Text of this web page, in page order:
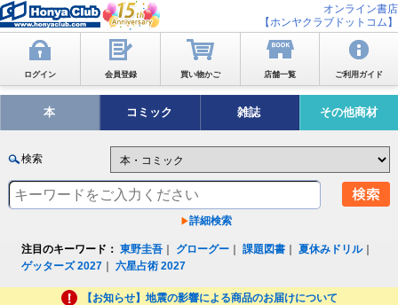
オンライン書店
【ホンヤクラブドットコム】
ログイン 会員登録 買い物かご 店舗一覧 ご利用ガイド
本 コミック 雑誌 その他商材
検索
詳細検索
注目のキーワード： 東野圭吾 グローグー ｜課題図書 ｜夏休みドリル｜
ゲッターズ 2027 ｜六星占術 2027
【お知らせ】地震の影響による商品のお届けについて